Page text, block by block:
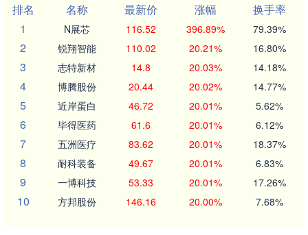
排名
名称 最新价 涨幅
换手率
1
N展芯 116.52 396.89% 79.39%
2 锐翔智能 110.02 20.21% 16.80%
3 志特新材 14.8 20.03% 14.18%
4 博腾股份 20.44 20.02% 14.77%
5 近岸蛋白 46.72 20.01% 5.62%
6 毕得医药 61.6 20.01% 6.12%
7 五洲医疗 83.62 20.01% 18.37%
8 耐科装备 49.67 20.01% 6.83%
9 一博科技 53.33 20.01% 17.26%
10 方邦股份 146.16 20.00% 7.68%